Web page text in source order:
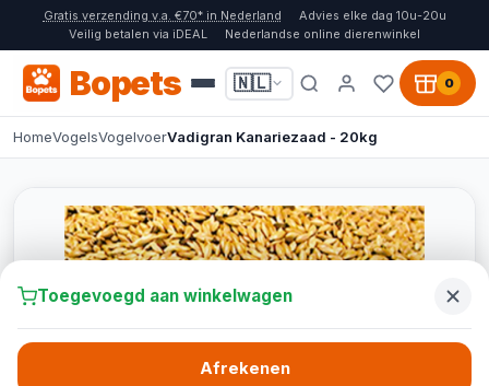
Gratis verzending v.a. €70* in Nederland
Advies elke dag 10u-20u
Veilig betalen via iDEAL
Nederlandse online dierenwinkel
Bopets 🇳🇱 0
HomeVogelsVogelvoerVadigran Kanariezaad - 20kg
Toegevoegd aan winkelwagen
Afrekenen